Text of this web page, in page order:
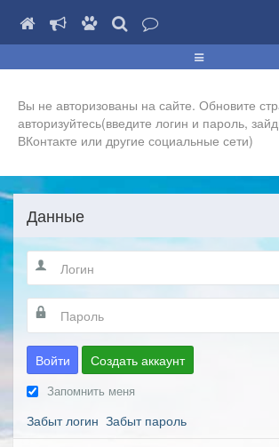
Вы не авторизованы на сайте. Обновите
авторизуйтесь(введите логин и пароль,
ВКонтакте или другие социальные сети)
Данные
Войти Создать аккаунт
Запомнить меня
Забыт логин Забыт пароль